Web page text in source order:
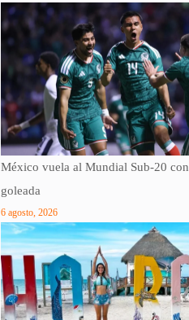
México vuela al Mundial Sub-20 con
goleada
6 agosto, 2026